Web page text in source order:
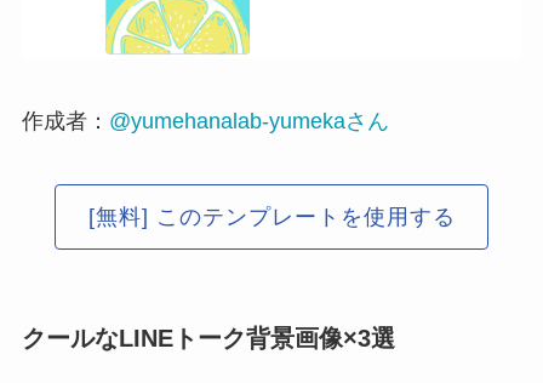
作成者： @yumehanalab-yumekaさん
[無料] このテンプレートを使用する
クールなLINEトーク背景画像×3選